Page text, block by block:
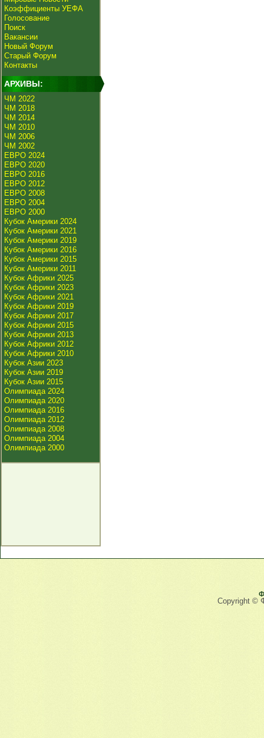
Коэффициенты УЕФА
Голосование
Поиск
Вакансии
Новый Форум
Старый Форум
Контакты
АРХИВЫ:
ЧМ 2022
ЧМ 2018
ЧМ 2014
ЧМ 2010
ЧМ 2006
ЧМ 2002
ЕВРО 2024
ЕВРО 2020
ЕВРО 2016
ЕВРО 2012
ЕВРО 2008
ЕВРО 2004
ЕВРО 2000
Кубок Америки 2024
Кубок Америки 2021
Кубок Америки 2019
Кубок Америки 2016
Кубок Америки 2015
Кубок Америки 2011
Кубок Африки 2025
Кубок Африки 2023
Кубок Африки 2021
Кубок Африки 2019
Кубок Африки 2017
Кубок Африки 2015
Кубок Африки 2013
Кубок Африки 2012
Кубок Африки 2010
Кубок Азии 2023
Кубок Азии 2019
Кубок Азии 2015
Олимпиада 2024
Олимпиада 2020
Олимпиада 2016
Олимпиада 2012
Олимпиада 2008
Олимпиада 2004
Олимпиада 2000
Copyright ©